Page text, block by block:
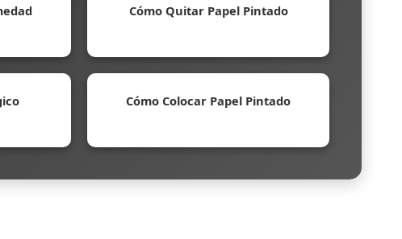
Cómo Quitar Papel Pintado
Cómo Colocar Papel Pintado